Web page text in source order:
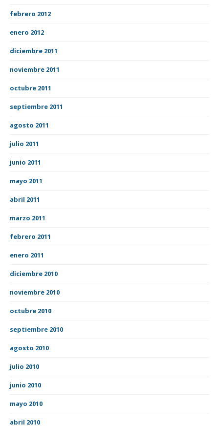
febrero 2012
enero 2012
diciembre 2011
noviembre 2011
octubre 2011
septiembre 2011
agosto 2011
julio 2011
junio 2011
mayo 2011
abril 2011
marzo 2011
febrero 2011
enero 2011
diciembre 2010
noviembre 2010
octubre 2010
septiembre 2010
agosto 2010
julio 2010
junio 2010
mayo 2010
abril 2010